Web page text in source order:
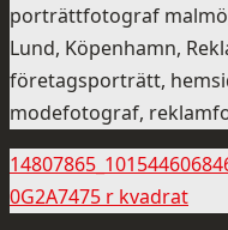
porträttfotograf
Lund, Köpenhamn,
företagsporträtt,
modefotograf,
0G2A7475 r kvadrat